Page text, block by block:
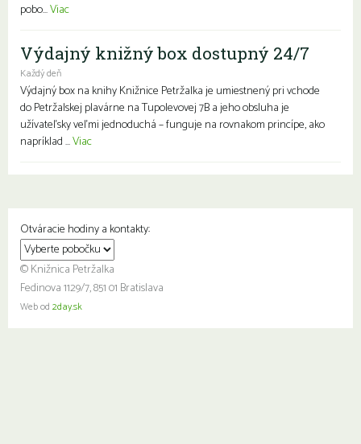
pobo...Viac
Výdajný knižný box dostupný 24/7
Každý deň
Výdajný box na knihy Knižnice Petržalka je umiestnený pri vchode
do Petržalskej plavárne na Tupolevovej 7B a jeho obsluha je
užívateľsky veľmi jednoduchá – funguje na rovnakom princípe, ako
napríklad ...Viac
Otváracie hodiny a kontakty:
© Knižnica Petržalka
Fedinova 1129/7, 851 01 Bratislava
Web od 2day.sk